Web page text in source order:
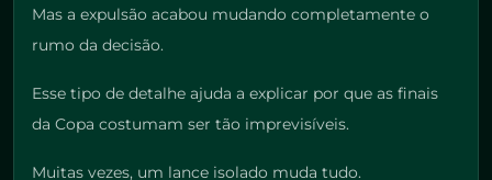
Mas a expulsão acabou mudando completamente o
rumo da decisão.
Esse tipo de detalhe ajuda a explicar por que as finais
da Copa costumam ser tão imprevisíveis.
Muitas vezes, um lance isolado muda tudo.